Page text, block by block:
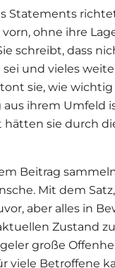
Statements
ohne ihre
schreibt, dass
sei und vieles
sie, wie wichtig
ihrem Umfeld
hätten sie durch
Beitrag
Mit dem
aber alles in
Zustand
große
viele Betroffene